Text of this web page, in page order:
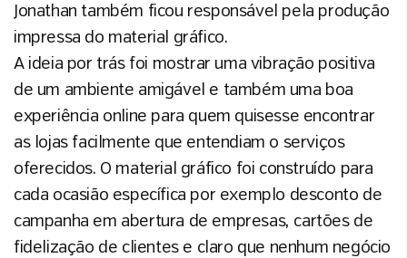
Jonathan também ficou responsável pela produção
impressa do material gráfico.
A ideia por trás foi mostrar uma vibração positiva
de um ambiente amigável e também uma boa
experiência online para quem quisesse encontrar
as lojas facilmente que entendiam o serviços
oferecidos. O material gráfico foi construído para
cada ocasião específica por exemplo desconto de
campanha em abertura de empresas, cartões de
fidelização de clientes e claro que nenhum negócio